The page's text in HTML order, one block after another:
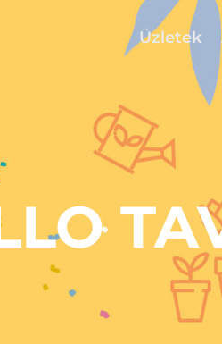
Üzletek